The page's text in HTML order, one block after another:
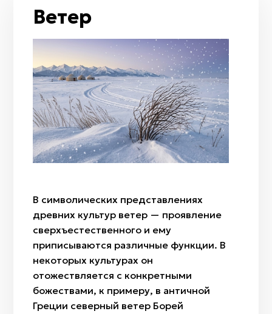
Арча
Тюльпан
Рассвет
Сумерки
Гром и молния
Огонь
Радуга
Ветер
Дождь
Мизан көк
Бесқонақ
Наурыз
Амал
Қымыз мұрындық
Нартуған / Нұртұған
Ветер
В символических представлениях
древних культур ветер — проявление
сверхъестественного и ему
приписываются различные функции. В
некоторых культурах он
отожествляется с конкретными
божествами, к примеру, в античной
Греции северный ветер Борей